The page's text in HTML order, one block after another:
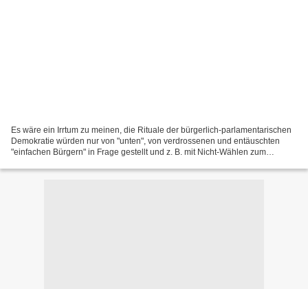
Es wäre ein Irrtum zu meinen, die Rituale der bürgerlich-parlamentarischen
Demokratie würden nur von "unten", von verdrossenen und entäuschten
"einfachen Bürgern" in Frage gestellt und z. B. mit Nicht-Wählen zum